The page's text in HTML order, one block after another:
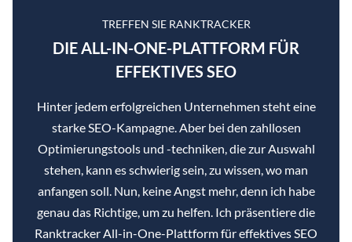
TREFFEN SIE RANKTRACKER
DIE ALL-IN-ONE-PLATTFORM FÜR
EFFEKTIVES SEO
Hinter jedem erfolgreichen Unternehmen steht eine
starke SEO-Kampagne. Aber bei den zahllosen
Optimierungstools und -techniken, die zur Auswahl
stehen, kann es schwierig sein, zu wissen, wo man
anfangen soll. Nun, keine Angst mehr, denn ich habe
genau das Richtige, um zu helfen. Ich präsentiere die
Ranktracker All-in-One-Plattform für effektives SEO